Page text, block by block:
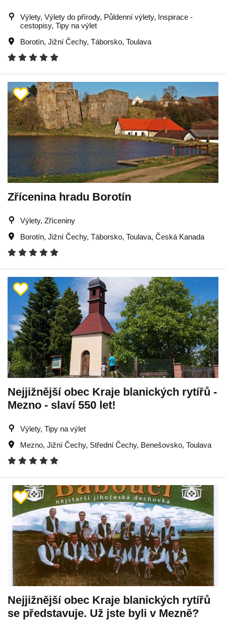
Výlety, Výlety do přírody, Půldenní výlety, Inspirace -
cestopisy, Tipy na výlet
Borotín, Jižní Čechy, Táborsko, Toulava
Zřícenina hradu Borotín
Výlety, Zříceniny
Borotín, Jižní Čechy, Táborsko, Toulava, Česká Kanada
Nejjižnější obec Kraje blanických rytířů -
Mezno - slaví 550 let!
Výlety, Tipy na výlet
Mezno, Jižní Čechy, Střední Čechy, Benešovsko, Toulava
Nejjižnější obec Kraje blanických rytířů
se představuje. Už jste byli v Mezně?